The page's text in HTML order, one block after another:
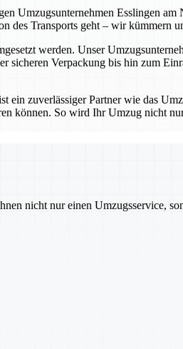
Umzugsunternehmen Esslingen
des Transports geht – wir kümmern
werden. Unser
Verpackung bis hin zum
zuverlässiger Partner wie das
können. So wird Ihr Umzug nicht
nicht nur einen Umzugsservice,